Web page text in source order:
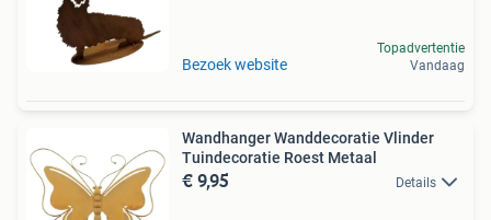
Bezoek website
Topadvertentie
Vandaag
Wandhanger Wanddecoratie Vlinder
Tuindecoratie Roest Metaal
€ 9,95 Details